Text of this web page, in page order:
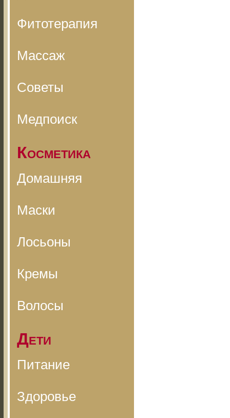
Фитотерапия
Массаж
Советы
Медпоиск
Косметика
Домашняя
Маски
Лосьоны
Кремы
Волосы
Дети
Питание
Здоровье